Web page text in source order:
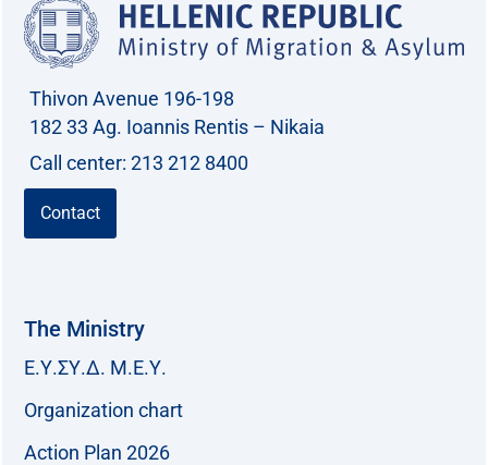
o
Thivon Avenue 196-198
182 33 Ag. Ioannis Rentis – Nikaia
Call center: 213 212 8400
Contact
The Ministry
Ε.Υ.ΣΥ.Δ. Μ.Ε.Υ.
Organization chart
Action Plan 2026